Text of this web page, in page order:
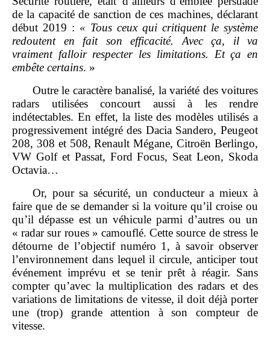
de la capacité de sanction de ces machines, déclarant
début 2019 : « Tous ceux qui critiquent le système
redoutent en fait son efficacité. Avec ça, il va
vraiment falloir respecter les limitations. Et ça en
embête certains. »
Outre le caractère banalisé, la variété des voitures
radars utilisées concourt aussi à les rendre
indétectables. En effet, la liste des modèles utilisés a
progressivement intégré des Dacia Sandero, Peugeot
208, 308 et 508, Renault Mégane, Citroën Berlingo,
VW Golf et Passat, Ford Focus, Seat Leon, Skoda
Octavia…
Or, pour sa sécurité, un conducteur a mieux à
faire que de se demander si la voiture qu’il croise ou
qu’il dépasse est un véhicule parmi d’autres ou un
« radar sur roues » camouflé. Cette source de stress le
détourne de l’objectif numéro 1, à savoir observer
l’environnement dans lequel il circule, anticiper tout
événement imprévu et se tenir prêt à réagir. Sans
compter qu’avec la multiplication des radars et des
variations de limitations de vitesse, il doit déjà porter
une (trop) grande attention à son compteur de
vitesse.